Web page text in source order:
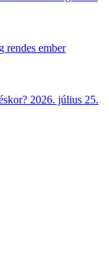
rendes ember
2026. július 25.